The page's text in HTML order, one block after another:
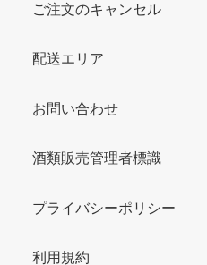
ご注文のキャンセル
配送エリア
お問い合わせ
酒類販売管理者標識
プライバシーポリシー
利用規約